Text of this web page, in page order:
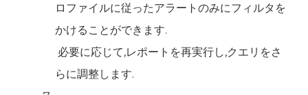
ロファイルに従ったアラートのみにフィルタを
かけることができます.
‍ 必要に応じて,レポートを再実行し,クエリをさ
らに調整します.